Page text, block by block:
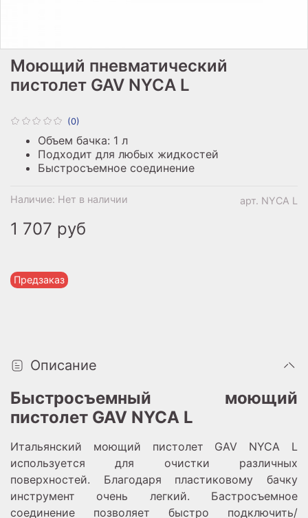
(0)
арт. NYCA L
Наличие: Нет в наличии
Предзаказ
Моющий пневматический
пистолет GAV NYCA L
1 707 руб
Объем бачка: 1 л
Подходит для любых жидкостей
Быстросъемное соединение
Описание
Быстросъемный моющий
пистолет GAV NYCA L
Итальянский моющий пистолет GAV NYCA L
используется для очистки различных
поверхностей. Благодаря пластиковому бачку
инструмент очень легкий. Бастросъемное
соединение позволяет быстро подключить/